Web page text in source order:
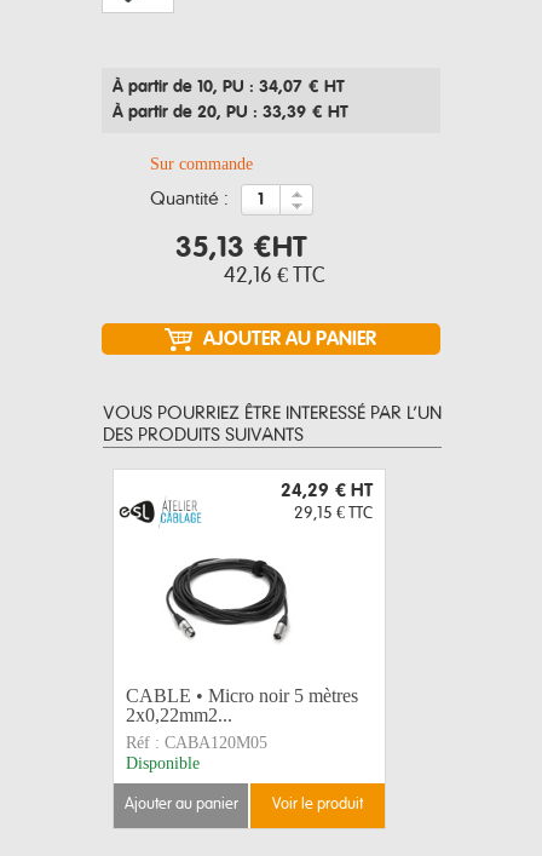
À partir de 10, PU : 34,07 € HT
À partir de 20, PU : 33,39 € HT
Sur commande
quantité :
35,13 €HT
42,16 € TTC
VOUS POURRIEZ ÊTRE INTERESSÉ PAR L’UN
DES PRODUITS SUIVANTS
24,29 € HT
29,15 € TTC
CABLE • Micro noir 5 mètres
2x0,22mm2...
Réf : CABA120M05
Disponible
ajouter au panier voir le produit